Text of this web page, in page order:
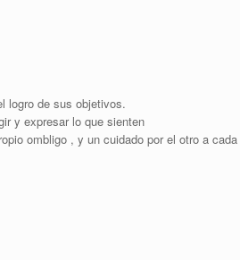
logro de sus objetivos.
y expresar lo que sienten
ombligo , y un cuidado por el otro a cada